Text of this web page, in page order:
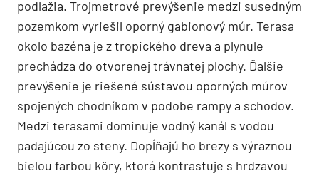
pri jedálni. Prevýšenie a pôvodný svah kompozíciu
rozčlenili ešte na niekoľko menších terás
oddelených opornými múrmi. Prvá terasa
s biobazénom vznikla v úrovni podzemného
podlažia. Trojmetrové prevýšenie medzi susedným
pozemkom vyriešil oporný gabionový múr. Terasa
okolo bazéna je z tropického dreva a plynule
prechádza do otvorenej trávnatej plochy. Ďalšie
prevýšenie je riešené sústavou oporných múrov